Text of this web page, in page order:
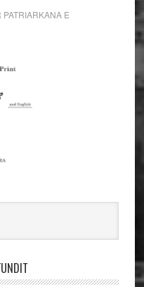
PATRIARKANA E